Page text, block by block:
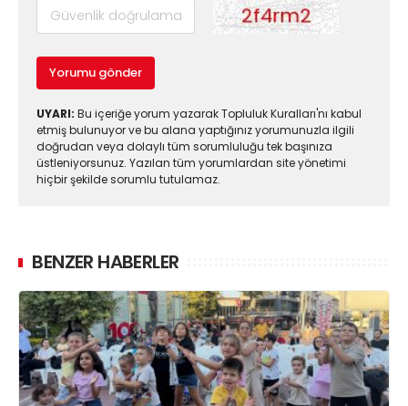
Yorumu gönder
UYARI: Bu içeriğe yorum yazarak Topluluk Kuralları'nı kabul
etmiş bulunuyor ve bu alana yaptığınız yorumunuzla ilgili
doğrudan veya dolaylı tüm sorumluluğu tek başınıza
üstleniyorsunuz. Yazılan tüm yorumlardan site yönetimi
hiçbir şekilde sorumlu tutulamaz.
BENZER HABERLER